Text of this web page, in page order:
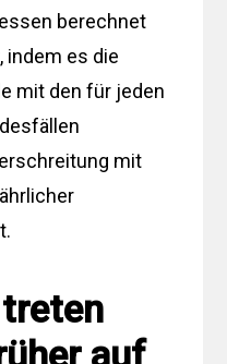
berechnet
indem es die
mit den für jeden
mit